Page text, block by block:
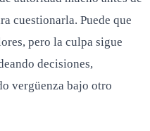
cuestionarla. Puede que
pero la culpa sigue
decisiones,
vergüenza bajo otro